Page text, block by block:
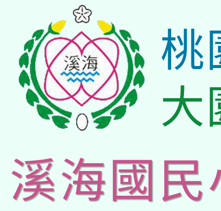
桃
大
溪海國民